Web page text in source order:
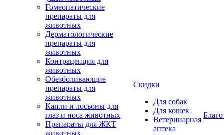
Гомеопатические
препараты для
животных
Дерматологические
препараты для
животных
Контрацепция для
животных
Обезболивающие
препараты для
животных
Капли и лосьоны для
глаз и носа животных
Препараты для ЖКТ
животных
Скидки
Для собак
Для кошек
Ветеринарная
аптека